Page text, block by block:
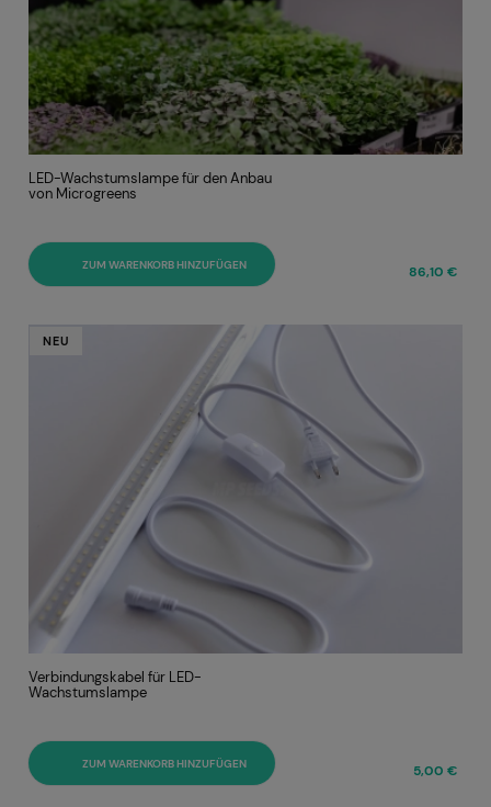
LED-Wachstumslampe für den Anbau
von Microgreens
86,10 €
ZUM WARENKORB HINZUFÜGEN
Verbindungskabel für LED-
Wachstumslampe
5,00 €
ZUM WARENKORB HINZUFÜGEN
NEU